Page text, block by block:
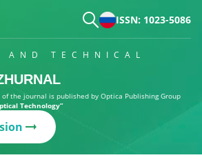
ISSN: 1023-5086
TECHNICAL
the journal is published by Optica Publishing Group
Technology”